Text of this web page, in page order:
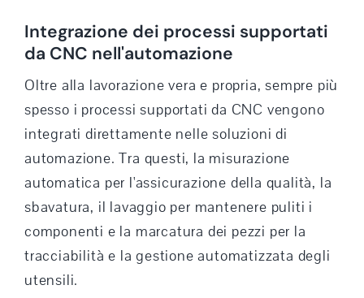
Integrazione dei processi supportati
da CNC nell'automazione
Oltre alla lavorazione vera e propria, sempre più
spesso i processi supportati da CNC vengono
integrati direttamente nelle soluzioni di
automazione. Tra questi, la misurazione
automatica per l'assicurazione della qualità, la
sbavatura, il lavaggio per mantenere puliti i
componenti e la marcatura dei pezzi per la
tracciabilità e la gestione automatizzata degli
utensili.